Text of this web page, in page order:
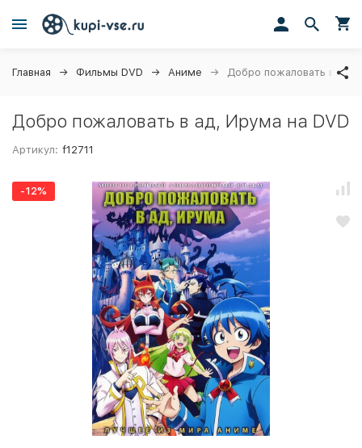
Главная Фильмы DVD Аниме Добро пожаловать в ад,
Добро пожаловать в ад, Ирума на DVD
Артикул: f12711
-12%